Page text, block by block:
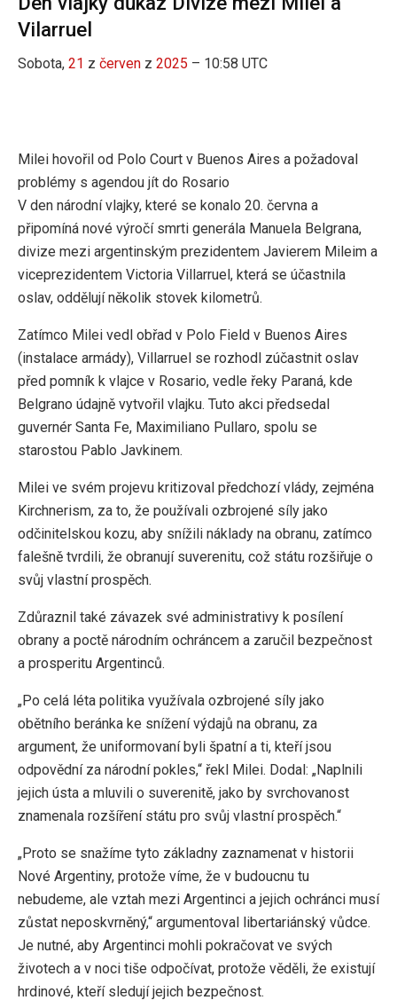
Vilarruel
Sobota, 21 z červen z 2025 – 10:58 UTC
Milei hovořil od Polo Court v Buenos Aires a požadoval
problémy s agendou jít do Rosario
V den národní vlajky, které se konalo 20. června a
připomíná nové výročí smrti generála Manuela Belgrana,
divize mezi argentinským prezidentem Javierem Mileim a
viceprezidentem Victoria Villarruel, která se účastnila
oslav, oddělují několik stovek kilometrů.
Zatímco Milei vedl obřad v Polo Field v Buenos Aires
(instalace armády), Villarruel se rozhodl zúčastnit oslav
před pomník k vlajce v Rosario, vedle řeky Paraná, kde
Belgrano údajně vytvořil vlajku. Tuto akci předsedal
guvernér Santa Fe, Maximiliano Pullaro, spolu se
starostou Pablo Javkinem.
Milei ve svém projevu kritizoval předchozí vlády, zejména
Kirchnerism, za to, že používali ozbrojené síly jako
odčinitelskou kozu, aby snížili náklady na obranu, zatímco
falešně tvrdili, že obranují suverenitu, což státu rozšiřuje o
svůj vlastní prospěch.
Zdůraznil také závazek své administrativy k posílení
obrany a poctě národním ochráncem a zaručil bezpečnost
a prosperitu Argentinců.
„Po celá léta politika využívala ozbrojené síly jako
obětního beránka ke snížení výdajů na obranu, za
argument, že uniformovaní byli špatní a ti, kteří jsou
odpovědní za národní pokles,“ řekl Milei. Dodal: „Naplnili
jejich ústa a mluvili o suverenitě, jako by svrchovanost
znamenala rozšíření státu pro svůj vlastní prospěch.“
„Proto se snažíme tyto základny zaznamenat v historii
Nové Argentiny, protože víme, že v budoucnu tu
nebudeme, ale vztah mezi Argentinci a jejich ochránci musí
zůstat neposkvrněný,“ argumentoval libertariánský vůdce.
Je nutné, aby Argentinci mohli pokračovat ve svých
životech a v noci tiše odpočívat, protože věděli, že existují
hrdinové, kteří sledují jejich bezpečnost.